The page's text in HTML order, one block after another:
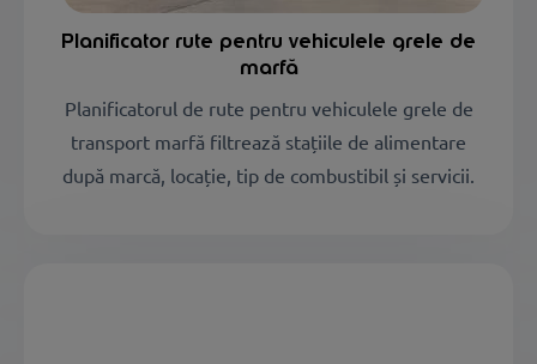
Planificator rute pentru vehiculele grele de
marfă
Planificatorul de rute pentru vehiculele grele de
transport marfă filtrează stațiile de alimentare
după marcă, locație, tip de combustibil și servicii.